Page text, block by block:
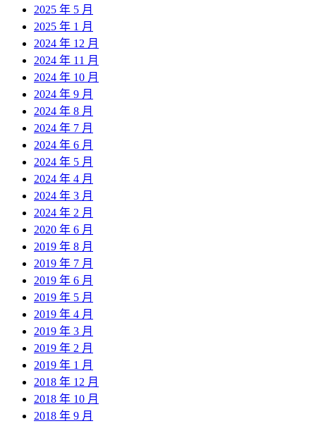
2025 年 5 月
2025 年 1 月
2024 年 12 月
2024 年 11 月
2024 年 10 月
2024 年 9 月
2024 年 8 月
2024 年 7 月
2024 年 6 月
2024 年 5 月
2024 年 4 月
2024 年 3 月
2024 年 2 月
2020 年 6 月
2019 年 8 月
2019 年 7 月
2019 年 6 月
2019 年 5 月
2019 年 4 月
2019 年 3 月
2019 年 2 月
2019 年 1 月
2018 年 12 月
2018 年 10 月
2018 年 9 月